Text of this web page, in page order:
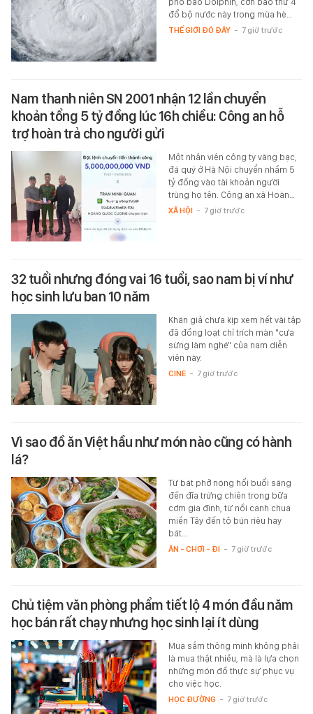
đổ bộ nước này trong mùa hè…
THẾ GIỚI ĐÓ ĐÂY - 7 giờ trước
Nam thanh niên SN 2001 nhận 12 lần chuyển
khoản tổng 5 tỷ đồng lúc 16h chiều: Công an hỗ
trợ hoàn trả cho người gửi
Một nhân viên công ty vàng bạc,
đá quý ở Hà Nội chuyển nhầm 5
tỷ đồng vào tài khoản người
trùng họ tên. Công an xã Hoàn…
XÃ HỘI - 7 giờ trước
32 tuổi nhưng đóng vai 16 tuổi, sao nam bị ví như
học sinh lưu ban 10 năm
Khán giả chưa kịp xem hết vài tập
đã đồng loạt chỉ trích màn "cưa
sừng làm nghé" của nam diễn
viên này.
CINE - 7 giờ trước
Vì sao đồ ăn Việt hầu như món nào cũng có hành
lá?
Từ bát phở nóng hổi buổi sáng
đến đĩa trứng chiên trong bữa
cơm gia đình, từ nồi canh chua
miền Tây đến tô bún riêu hay
bát…
ĂN - CHƠI - ĐI - 7 giờ trước
Chủ tiệm văn phòng phẩm tiết lộ 4 món đầu năm
học bán rất chạy nhưng học sinh lại ít dùng
Mua sắm thông minh không phải
là mua thật nhiều, mà là lựa chọn
những món đồ thực sự phục vụ
cho việc học.
HỌC ĐƯỜNG - 7 giờ trước